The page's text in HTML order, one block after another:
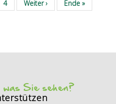
Seite
4
Nächste
Seite
Weiter ›
Letzte
Seite
Ende »
Sie sehen?